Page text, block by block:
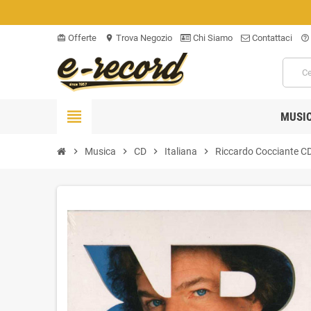
card_giftcard Offerte location_on Trova Negozio Chi Siamo Contattaci help_outline
view_headline
chevron_right Musica chevron_right CD chevron_right Italiana chevron_right Riccardo Cocciante